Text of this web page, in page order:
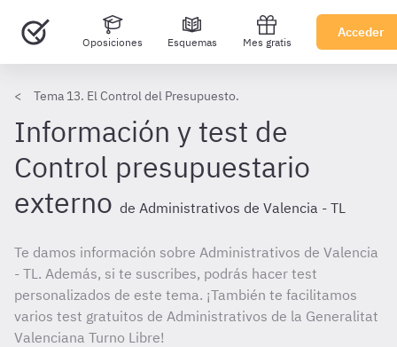
Oposiciones Esquemas Mes gratis
Acceder
Tema 13. El Control del Presupuesto.
Información y test de
Control presupuestario
externo de Administrativos de Valencia - TL
Te damos información sobre Administrativos de Valencia
- TL. Además, si te suscribes, podrás hacer test
personalizados de este tema. ¡También te facilitamos
varios test gratuitos de Administrativos de la Generalitat
Valenciana Turno Libre!